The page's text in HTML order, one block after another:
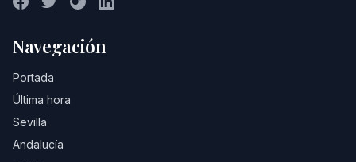
Navegación
Portada
Última hora
Sevilla
Andalucía